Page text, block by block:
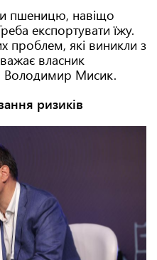
пшеницю, навіщо
експортувати їжу.
проблем, які виникли з
власник
Володимир Мисик.
ризиків